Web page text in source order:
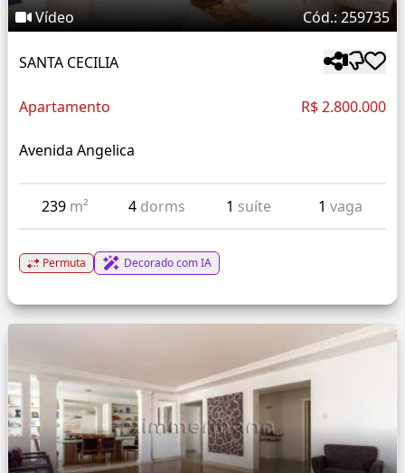
Vídeo Cód.: 259735
SANTA CECILIA
Apartamento R$ 2.800.000
Avenida Angelica
239 m² 4 dorms 1 suíte 1 vaga
Permuta Decorado com IA